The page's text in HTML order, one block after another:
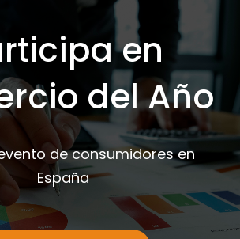
en
del Año
de consumidores en
España